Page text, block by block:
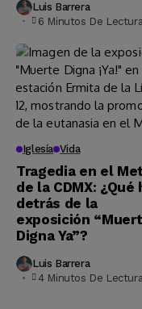
Luis Barrera
6 Minutos De Lectura
Iglesía Vida
Tragedia en el
de la CDMX: ¿Qué
detrás de la
exposición
Digna Ya”?
Luis Barrera
4 Minutos De Lectura